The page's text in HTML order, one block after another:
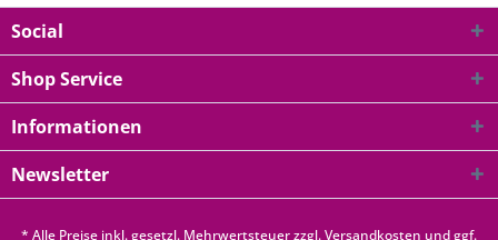
Social
Shop Service
Informationen
Newsletter
* Alle Preise inkl. gesetzl. Mehrwertsteuer zzgl.Versandkosten und ggf.